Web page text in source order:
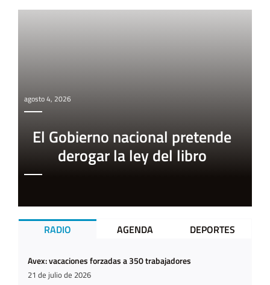
agosto 4, 2026
El Gobierno nacional pretende
derogar la ley del libro
RADIO AGENDA DEPORTES
Avex: vacaciones forzadas a 350 trabajadores
21 de julio de 2026